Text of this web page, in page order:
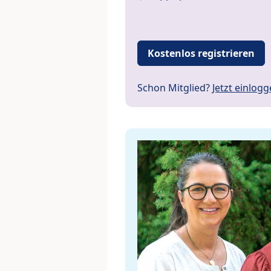
Kostenlos registrieren
Schon Mitglied? Jetzt